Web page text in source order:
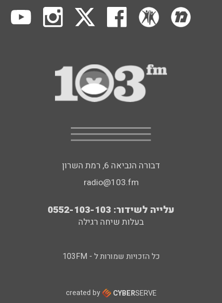
דבורה הנביאה 6, רמת השרון
radio@103.fm
עלייה לשידור: 0552-103-103
בעלות שיחה רגילה
כל הזכויות שמורות ל - 103FM
created by CYBERSERVE